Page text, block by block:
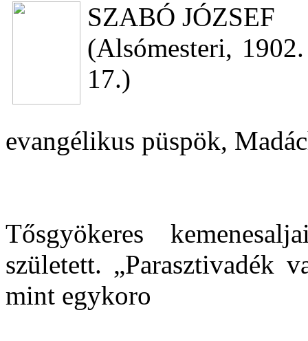
SZABÓ JÓZSEF
(Alsómesteri,
17.)
evangélikus püspök,
Tősgyökeres
született. „Parasztivadék
mint egykoro